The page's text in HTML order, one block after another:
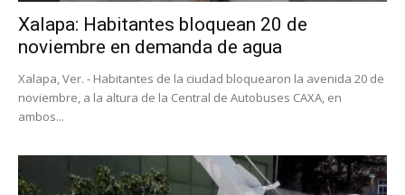
Xalapa: Habitantes bloquean 20 de
noviembre en demanda de agua
Xalapa, Ver. - Habitantes de la ciudad bloquearon la avenida 20 de
noviembre, a la altura de la Central de Autobuses CAXA, en
ambos...